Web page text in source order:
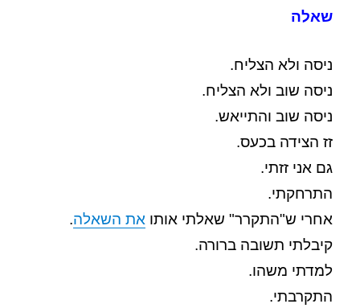
שאלה
ניסה ולא הצליח.
ניסה שוב ולא הצליח.
ניסה שוב והתייאש.
זז הצידה בכעס.
גם אני זזתי.
התרחקתי.
אחרי ש"התקרר" שאלתי אותו את השאלה.
קיבלתי תשובה ברורה.
למדתי משהו.
התקרבתי.